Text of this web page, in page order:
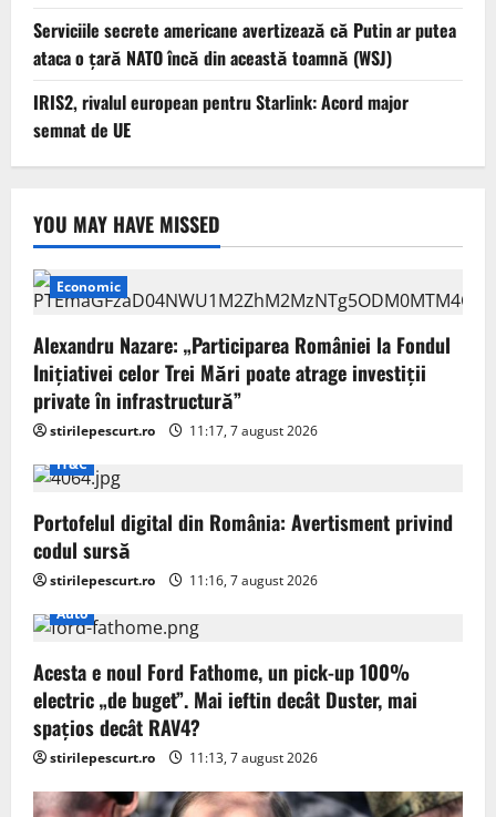
Serviciile secrete americane avertizează că Putin ar putea
ataca o țară NATO încă din această toamnă (WSJ)
IRIS2, rivalul european pentru Starlink: Acord major
semnat de UE
YOU MAY HAVE MISSED
Economic
Alexandru Nazare: „Participarea României la Fondul
Inițiativei celor Trei Mări poate atrage investiții
private în infrastructură”
stirilepescurt.ro
11:17, 7 august 2026
IT&C
Portofelul digital din România: Avertisment privind
codul sursă
stirilepescurt.ro
11:16, 7 august 2026
Auto
Acesta e noul Ford Fathome, un pick-up 100%
electric „de buget”. Mai ieftin decât Duster, mai
spațios decât RAV4?
stirilepescurt.ro 11:13, 7 august 2026